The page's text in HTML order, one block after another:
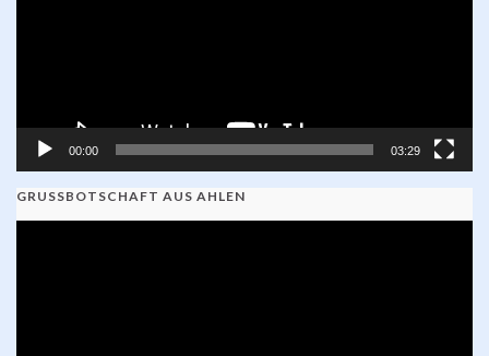
00:00 03:29
GRUSSBOTSCHAFT AUS AHLEN